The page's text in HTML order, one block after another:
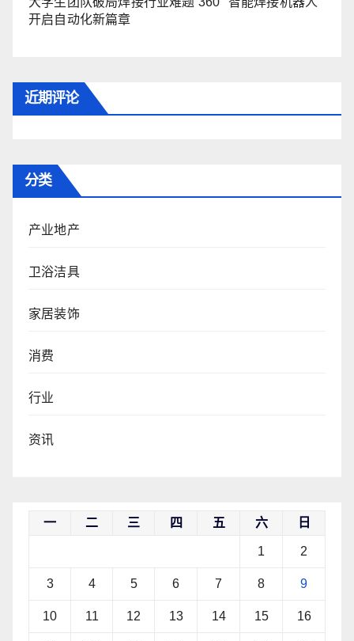
开启自动化新篇章
近期评论
分类
产业地产
卫浴洁具
家居装饰
消费
行业
资讯
一 二 三 四 五 六 日
1 2
3 4 5 6 7 8 9
10 11 12 13 14 15 16